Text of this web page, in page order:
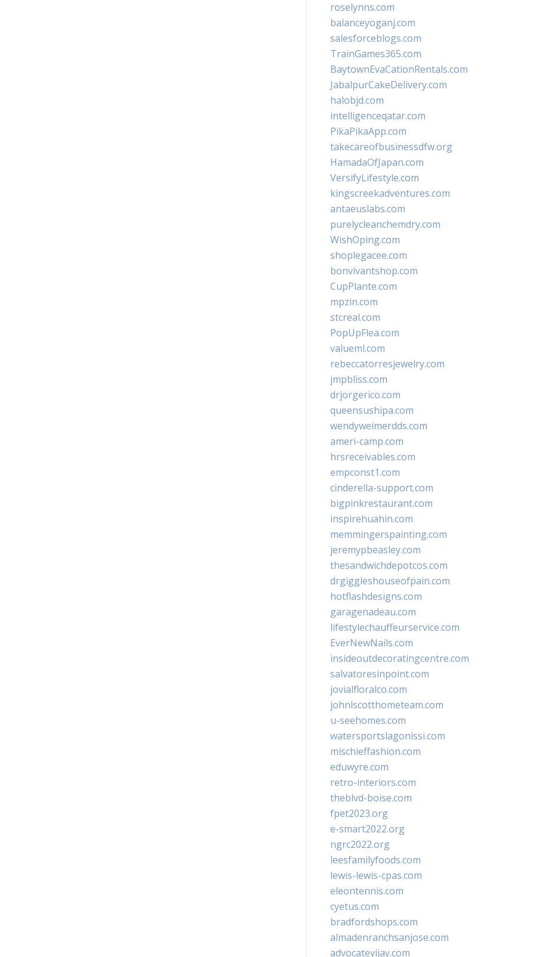
roselynns.com
balanceyoganj.com
salesforceblogs.com
TrainGames365.com
BaytownEvaCationRentals.com
JabalpurCakeDelivery.com
halobjd.com
intelligenceqatar.com
PikaPikaApp.com
takecareofbusinessdfw.org
HamadaOfJapan.com
VersifyLifestyle.com
kingscreekadventures.com
antaeuslabs.com
purelycleanchemdry.com
WishOping.com
shoplegacee.com
bonvivantshop.com
CupPlante.com
mpzin.com
stcreal.com
PopUpFlea.com
valueml.com
rebeccatorresjewelry.com
jmpbliss.com
drjorgerico.com
queensushipa.com
wendyweimerdds.com
ameri-camp.com
hrsreceivables.com
empconst1.com
cinderella-support.com
bigpinkrestaurant.com
inspirehuahin.com
memmingerspainting.com
jeremypbeasley.com
thesandwichdepotcos.com
drgiggleshouseofpain.com
hotflashdesigns.com
garagenadeau.com
lifestylechauffeurservice.com
EverNewNails.com
insideoutdecoratingcentre.com
salvatoresinpoint.com
jovialfloralco.com
johnlscotthometeam.com
u-seehomes.com
watersportslagonissi.com
mischieffashion.com
eduwyre.com
retro-interiors.com
theblvd-boise.com
fpet2023.org
e-smart2022.org
ngrc2022.org
leesfamilyfoods.com
lewis-lewis-cpas.com
eleontennis.com
cyetus.com
bradfordshops.com
almadenranchsanjose.com
advocatevijay.com